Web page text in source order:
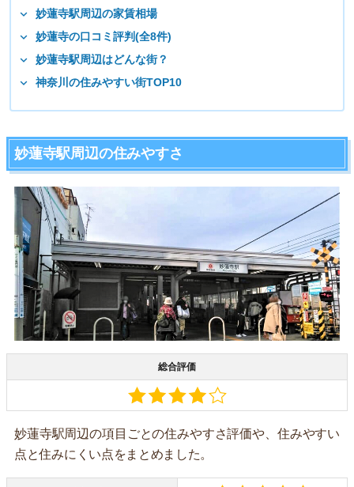
妙蓮寺駅周辺の家賃相場
妙蓮寺の口コミ評判(全8件)
妙蓮寺駅周辺はどんな街？
神奈川の住みやすい街TOP10
妙蓮寺駅周辺の住みやすさ
総合評価
妙蓮寺駅周辺の項目ごとの住みやすさ評価や、住みやすい
点と住みにくい点をまとめました。